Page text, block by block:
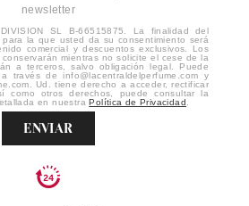
newsletter
DIVISION SL B-66515875. La finalidad del
la que usted da su consentimiento será
comercial y descuentos exclusivos. Los
mientras no solicite el cese de la
a terceros, salvo obligación legal. Puede
través de info@lacentraldelperfume.com y
Ud. tiene derecho a acceder, rectificar
como otros derechos, puede consultar la
en nuestraPolítica de Privacidad
ENVIAR